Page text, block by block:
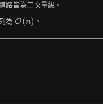
路皆為二次量級。
為 \mathcal{O}
(n)
O(n) 。